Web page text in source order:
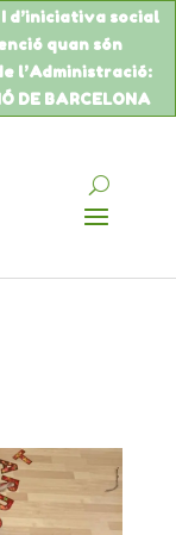
d’iniciativa social
quan són
l’Administració:
DE BARCELONA